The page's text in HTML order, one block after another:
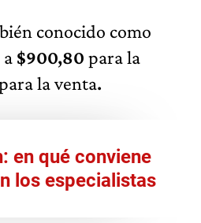
conocido como
$900,80 para la
la venta.
en qué conviene
los especialistas